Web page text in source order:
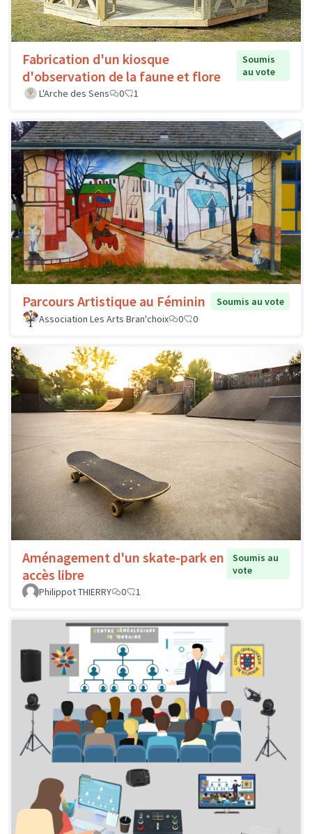
Fabrication d'un kiosque
d'observation de la faune et flore
Soumis
au vote
L'Arche des Sens
0 1
Parcours Artistique au Féminin
Soumis au vote
Association Les Arts Bran'choix
0 0
Aménagement d'un skate-park en
accès libre
Soumis au
vote
Philippot THIERRY
0 1